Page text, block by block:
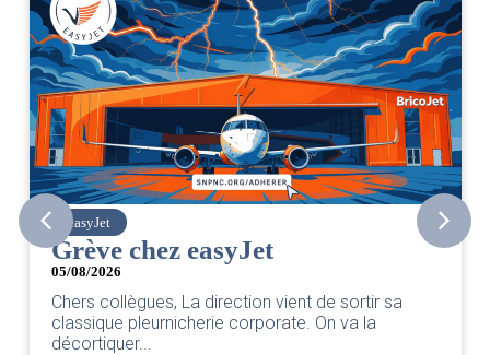
easyJet
Grève chez easyJet
05/08/2026
Chers collègues, La direction vient de sortir sa
classique pleurnicherie corporate. On va la
décortiquer...